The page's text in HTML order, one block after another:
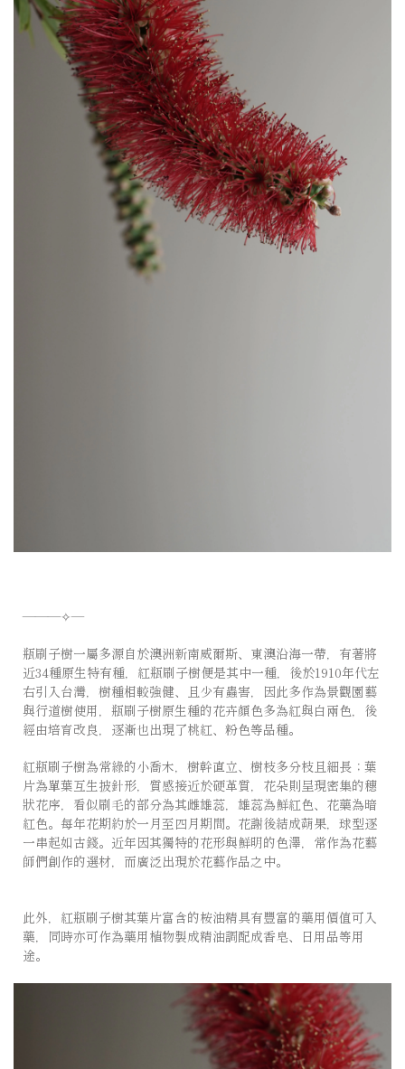
———✧—⠀⠀⠀⠀⠀⠀⠀⠀ ⠀⠀⠀⠀⠀⠀⠀⠀
瓶刷子樹一屬多源自於澳洲新南威爾斯、東澳沿海一帶，有著將
近34種原生特有種，紅瓶刷子樹便是其中一種，後於1910年代左
右引入台灣，樹種相較強健、且少有蟲害，因此多作為景觀園藝
與行道樹使用，瓶刷子樹原生種的花卉顏色多為紅與白兩色，後
經由培育改良，逐漸也出現了桃紅、粉色等品種。
紅瓶刷子樹為常綠的小喬木，樹幹直立、樹枝多分枝且細長；葉
片為單葉互生披針形，質感接近於硬革質，花朵則呈現密集的穗
狀花序，看似刷毛的部分為其雌雄蕊，雄蕊為鮮紅色、花藥為暗
紅色。每年花期約於一月至四月期間。花謝後結成蒴果，球型逐
一串起如古錢。近年因其獨特的花形與鮮明的色澤，常作為花藝
師們創作的選材，而廣泛出現於花藝作品之中。 ⠀⠀⠀⠀⠀⠀⠀⠀⠀⠀
此外，紅瓶刷子樹其葉片富含的桉油精具有豐富的藥用價值可入
藥，同時亦可作為藥用植物製成精油調配成香皂、日用品等用
途。 ⠀⠀⠀⠀⠀⠀ ⠀⠀⠀⠀⠀⠀